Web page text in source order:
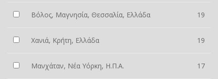
Βόλος, Μαγνησία, Θεσσαλία, Ελλάδα 19
Χανιά, Κρήτη, Ελλάδα 19
Μανχάταν, Νέα Υόρκη, Η.Π.Α. 17